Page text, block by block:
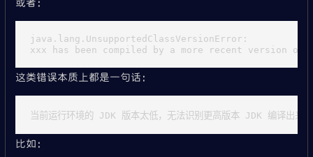
java.lang.UnsupportedClassVersionError:
这类错误本质上都是一句话：
比如：